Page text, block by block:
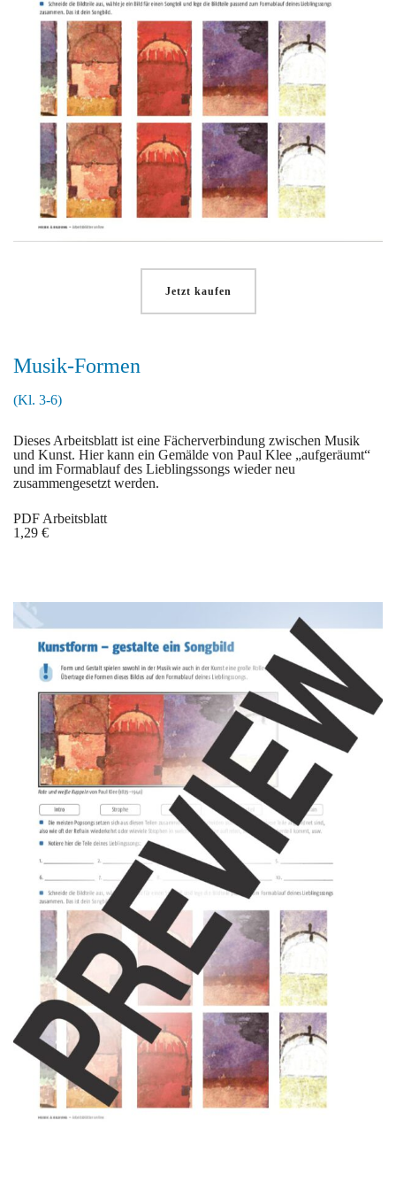
Jetzt kaufen
Musik-Formen
(Kl. 3-6)
Dieses Arbeitsblatt ist eine Fächerverbindung zwischen Musik
und Kunst. Hier kann ein Gemälde von Paul Klee „aufgeräumt“
und im Formablauf des Lieblingssongs wieder neu
zusammengesetzt werden.
PDF Arbeitsblatt
1,29 €